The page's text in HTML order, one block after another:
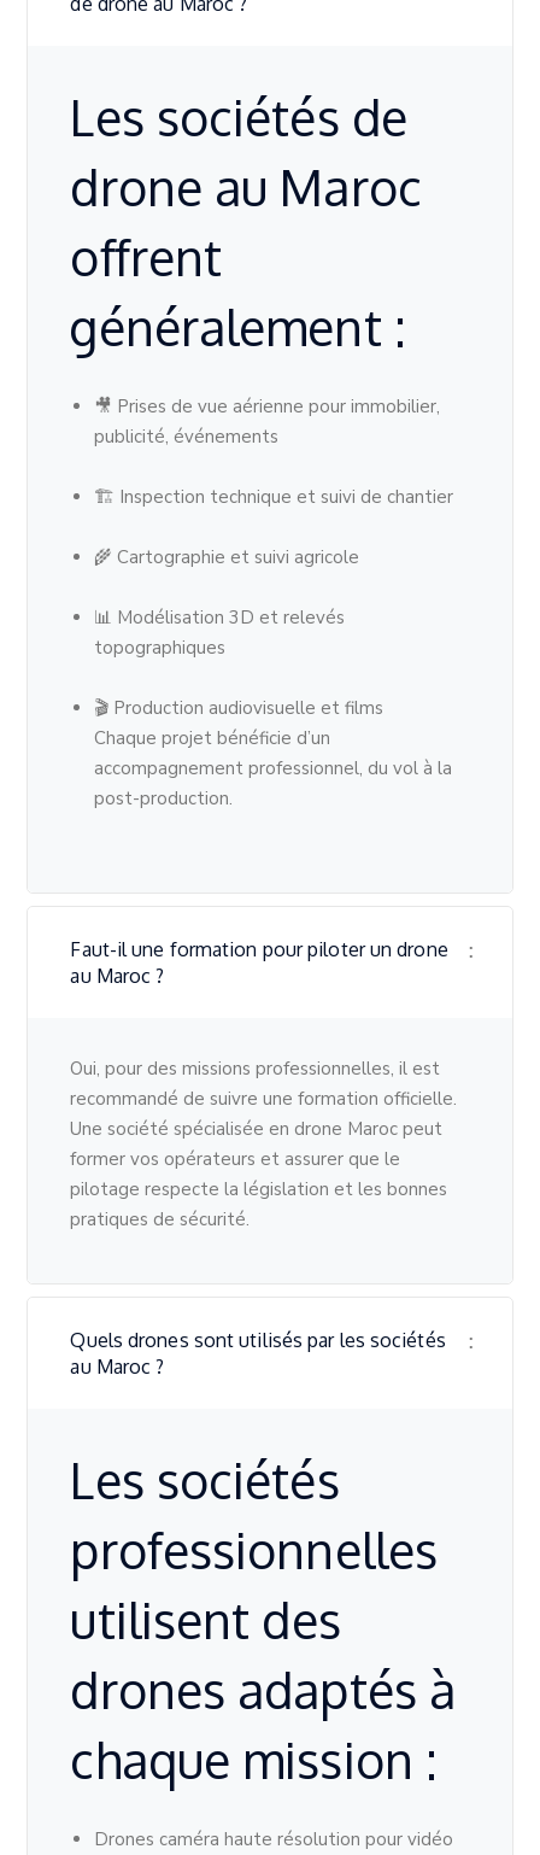
Les sociétés de
drone au Maroc
offrent
généralement :
🎥 Prises de vue aérienne pour immobilier,
publicité, événements
🏗 Inspection technique et suivi de chantier
🌾 Cartographie et suivi agricole
📊 Modélisation 3D et relevés
topographiques
🎬 Production audiovisuelle et films
Chaque projet bénéficie d’un
accompagnement professionnel, du vol à la
post-production.
Faut-il une formation pour piloter un drone
au Maroc ?
Oui, pour des missions professionnelles, il est
recommandé de suivre une formation officielle.
Une société spécialisée en drone Maroc peut
former vos opérateurs et assurer que le
pilotage respecte la législation et les bonnes
pratiques de sécurité.
Quels drones sont utilisés par les sociétés
au Maroc ?
Les sociétés
professionnelles
utilisent des
drones adaptés à
chaque mission :
Drones caméra haute résolution pour vidéo